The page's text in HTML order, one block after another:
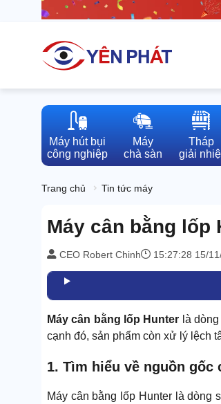
Máy hút bụi
công nghiệp
Máy
chà sàn
Tháp
giải
Trang chủ Tin tức máy
Máy cân bằng
CEO Robert Chinh 15:27:28 15/
Máy cân bằng lốp Hunter là
cạnh đó, sản phẩm còn xử lý lệch
1. Tìm hiểu về nguồn gốc
Máy cân bằng lốp Hunter là dòng